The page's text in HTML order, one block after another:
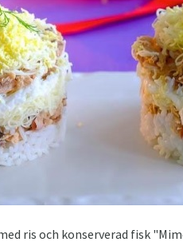
ris och konserverad fisk